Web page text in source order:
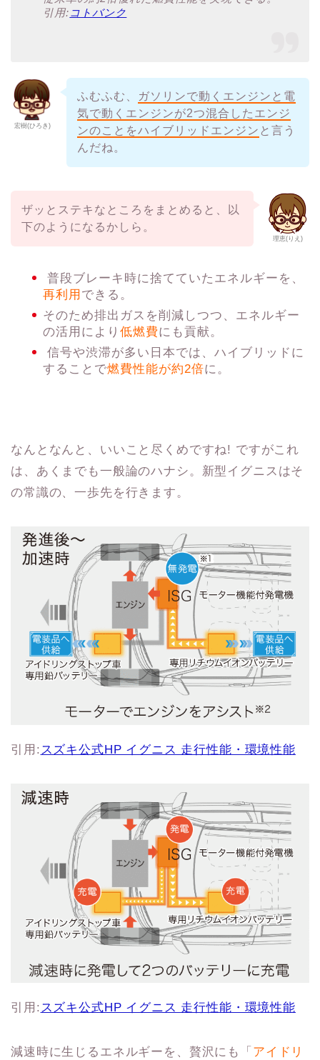
引用:コトバンク
宏樹(ひろき)
ふむふむ、
ガソリンで動くエンジンと電
気で動くエンジンが2つ混合したエンジ
ンのことをハイブリッドエンジン と言う
んだね。
理恵(りえ)
ザッとステキなところをまとめると、以
下のようになるかしら。
普段ブレーキ時に捨てていたエネルギーを、
再利用 できる。
そのため排出ガスを削減しつつ、エネルギー
の活用により 低燃費にも貢献。
信号や渋滞が多い日本では、ハイブリッドに
することで燃費性能が約2倍に。
なんとなんと、いいこと尽くめですね! ですがこれ
は、あくまでも一般論のハナシ。新型イグニスはそ
の常識の、一歩先を行きます。
引用:スズキ公式HP イグニス 走行性能・環境性能
引用:スズキ公式HP イグニス 走行性能・環境性能
減速時に生じるエネルギーを、贅沢にも「 アイドリ